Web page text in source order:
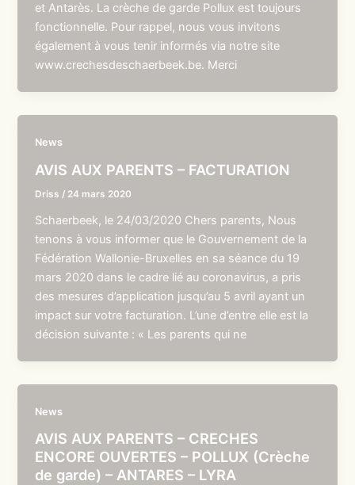
et Antarès. La crèche de garde Pollux est toujours
fonctionnelle. Pour rappel, nous vous invitons
également à vous tenir informés via notre site
www.crechesdeschaerbeek.be. Merci
News
AVIS AUX PARENTS – FACTURATION
Driss / 24 mars 2020
Schaerbeek, le 24/03/2020 Chers parents, Nous
tenons à vous informer que le Gouvernement de la
Fédération Wallonie-Bruxelles en sa séance du 19
mars 2020 dans le cadre lié au coronavirus, a pris
des mesures d’application jusqu’au 5 avril ayant un
impact sur votre facturation. L’une d’entre elle est la
décision suivante : « Les parents qui ne
News
AVIS AUX PARENTS – CRECHES
ENCORE OUVERTES – POLLUX (Crèche
de garde) – ANTARES – LYRA